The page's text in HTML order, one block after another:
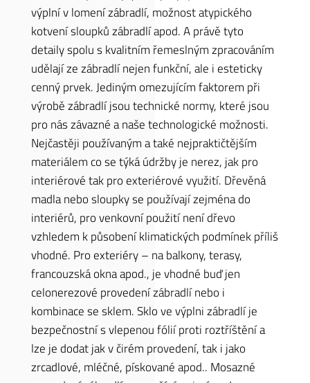
výplní v lomení zábradlí, možnost atypického
kotvení sloupků zábradlí apod. A právě tyto
detaily spolu s kvalitním řemeslným zpracováním
udělají ze zábradlí nejen funkční, ale i esteticky
cenný prvek. Jediným omezujícím faktorem při
výrobě zábradlí jsou technické normy, které jsou
pro nás závazné a naše technologické možnosti.
Nejčastěji používaným a také nejpraktičtějším
materiálem co se týká údržby je nerez, jak pro
interiérové tak pro exteriérové využití. Dřevěná
madla nebo sloupky se používají zejména do
interiérů, pro venkovní použití není dřevo
vzhledem k působení klimatických podmínek příliš
vhodné. Pro exteriéry – na balkony, terasy,
francouzská okna apod., je vhodné buď jen
celonerezové provedení zábradlí nebo i
kombinace se sklem. Sklo ve výplni zábradlí je
bezpečnostní s vlepenou fólií proti roztříštění a
lze je dodat jak v čirém provedení, tak i jako
zrcadlové, mléčné, pískované apod.. Mosazné